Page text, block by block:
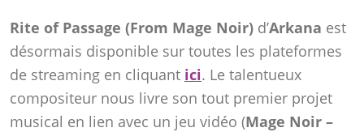
Rite of Passage (From Mage Noir) d’Arkana est
désormais disponible sur toutes les plateformes
de streaming en cliquant ici. Le talentueux
compositeur nous livre son tout premier projet
musical en lien avec un jeu vidéo (Mage Noir –